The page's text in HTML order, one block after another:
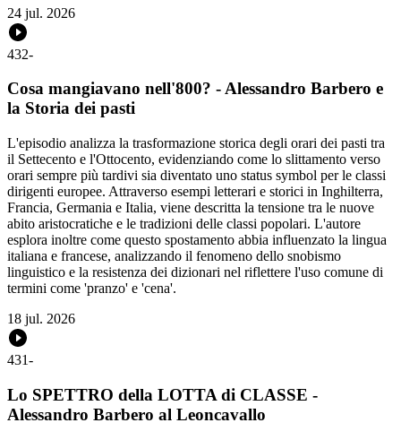
24 jul. 2026
432-
Cosa mangiavano nell'800? - Alessandro Barbero e
la Storia dei pasti
L'episodio analizza la trasformazione storica degli orari dei pasti tra
il Settecento e l'Ottocento, evidenziando come lo slittamento verso
orari sempre più tardivi sia diventato uno status symbol per le classi
dirigenti europee. Attraverso esempi letterari e storici in Inghilterra,
Francia, Germania e Italia, viene descritta la tensione tra le nuove
abito aristocratiche e le tradizioni delle classi popolari. L'autore
esplora inoltre come questo spostamento abbia influenzato la lingua
italiana e francese, analizzando il fenomeno dello snobismo
linguistico e la resistenza dei dizionari nel riflettere l'uso comune di
termini come 'pranzo' e 'cena'.
18 jul. 2026
431-
Lo SPETTRO della LOTTA di CLASSE -
Alessandro Barbero al Leoncavallo